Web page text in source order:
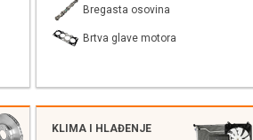
Bregasta osovina
Brtva glave motora
KLIMA I HLAĐENJE